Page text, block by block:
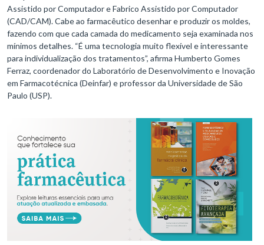
Assistido por Computador e Fabrico Assistido por Computador
(CAD/CAM). Cabe ao farmacêutico desenhar e produzir os moldes,
fazendo com que cada camada do medicamento seja examinada nos
mínimos detalhes. “É uma tecnologia muito flexível e interessante
para individualização dos tratamentos”, afirma Humberto Gomes
Ferraz, coordenador do Laboratório de Desenvolvimento e Inovação
em Farmacotécnica (Deinfar) e professor da Universidade de São
Paulo (USP).